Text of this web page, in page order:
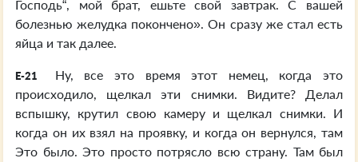
Господь“, мой брат, ешьте свой завтрак. С вашей
болезнью желудка покончено». Он сразу же стал есть
яйца и так далее.
E-21
Ну, все это время этот немец, когда это
происходило, щелкал эти снимки. Видите? Делал
вспышку, крутил свою камеру и щелкал снимки. И
когда он их взял на проявку, и когда он вернулся, там
Это было. Это просто потрясло всю страну. Там был